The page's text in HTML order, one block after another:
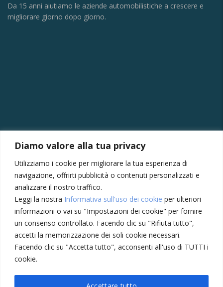
Diamo valore alla tua privacy
Utilizziamo i cookie per migliorare la tua esperienza di
navigazione, offrirti pubblicità o contenuti personalizzati e
analizzare il nostro traffico.
Leggi la nostra Informativa sull'uso dei cookie per ulteriori
informazioni o vai su "Impostazioni dei cookie" per fornire
un consenso controllato. Facendo clic su "Rifiuta tutto",
accetti la memorizzazione dei soli cookie necessari.
Facendo clic su "Accetta tutto", acconsenti all'uso di TUTTI i
cookie.
Da 15 anni aiutiamo le aziende automobilistiche a crescere e
migliorare giorno dopo giorno.
CONTATTI
+39 041430239
+39 3355410024
amministrazione@meccatronicasanmarco.it
Lun - Ven: 8:30 - 12:30, 14:00 - 18:30
Sabato: 8:30 - 12:30
Privacy Policy Cookie